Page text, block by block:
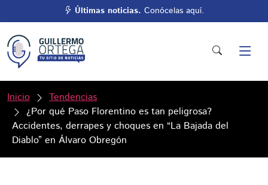
Últimas noticias. Conócelas aquí.
Inicio
Tendencias
¿Por qué Paso Florentino es tan peligrosa?
Accidentes, derrapes y choques en “La Bajada del
Diablo” en Álvaro Obregón